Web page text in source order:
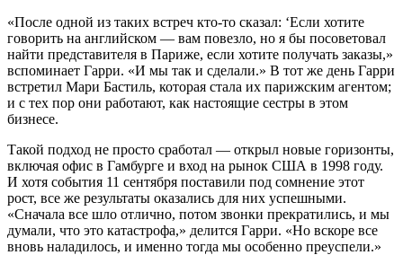
«После одной из таких встреч кто-то сказал: ‘Если хотите
говорить на английском — вам повезло, но я бы посоветовал
найти представителя в Париже, если хотите получать заказы,»
вспоминает Гарри. «И мы так и сделали.» В тот же день Гарри
встретил Мари Бастиль, которая стала их парижским агентом;
и с тех пор они работают, как настоящие сестры в этом
бизнесе.
Такой подход не просто сработал — открыл новые горизонты,
включая офис в Гамбурге и вход на рынок США в 1998 году.
И хотя события 11 сентября поставили под сомнение этот
рост, все же результаты оказались для них успешными.
«Сначала все шло отлично, потом звонки прекратились, и мы
думали, что это катастрофа,» делится Гарри. «Но вскоре все
вновь наладилось, и именно тогда мы особенно преуспели.»